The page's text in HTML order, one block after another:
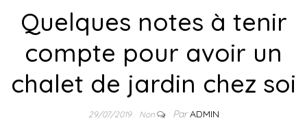
Quelques notes à tenir
compte pour avoir un
chalet de jardin chez soi
29/07/2019 Non ParADMIN